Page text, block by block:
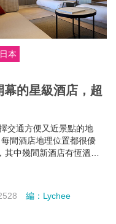
日本
幕的星級酒店，超
交通方便又近景點的地
間酒店地理位置都很優
中幾間新酒店有恆溫泳
編：Lychee